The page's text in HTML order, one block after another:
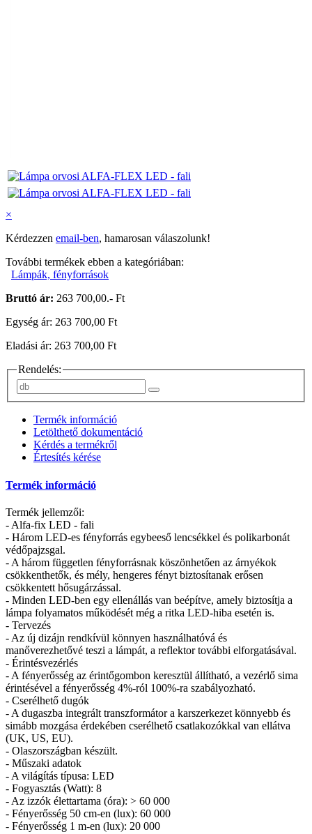
×
Kérdezzen email-ben, hamarosan válaszolunk!
További termékek ebben a kategóriában:
Lámpák, fényforrások
Bruttó ár: 263 700,00.- Ft
Egység ár: 263 700,00 Ft
Eladási ár: 263 700,00 Ft
Rendelés:
Termék információ
Letölthető dokumentáció
Kérdés a termékről
Értesítés kérése
Termék információ
Termék jellemzői:
- Alfa-fix LED - fali
- Három LED-es fényforrás egybeeső lencsékkel és polikarbonát
védőpajzsgal.
- A három független fényforrásnak köszönhetően az árnyékok
csökkenthetők, és mély, hengeres fényt biztosítanak erősen
csökkentett hősugárzással.
- Minden LED-ben egy ellenállás van beépítve, amely biztosítja a
lámpa folyamatos működését még a ritka LED-hiba esetén is.
- Tervezés
- Az új dizájn rendkívül könnyen használhatóvá és
manőverezhetővé teszi a lámpát, a reflektor további elforgatásával.
- Érintésvezérlés
- A fényerősség az érintőgombon keresztül állítható, a vezérlő sima
érintésével a fényerősség 4%-ról 100%-ra szabályozható.
- Cserélhető dugók
- A dugaszba integrált transzformátor a karszerkezet könnyebb és
simább mozgása érdekében cserélhető csatlakozókkal van ellátva
(UK, US, EU).
- Olaszországban készült.
- Műszaki adatok
- A világítás típusa: LED
- Fogyasztás (Watt): 8
- Az izzók élettartama (óra): > 60 000
- Fényerősség 50 cm-en (lux): 60 000
- Fényerősség 1 m-en (lux): 20 000